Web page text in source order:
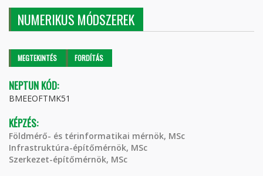
NUMERIKUS MÓDSZEREK
Elsődleges fülek
MEGTEKINTÉS (AKTÍVFORDÍTÁS
NEPTUN KÓD:
BMEEOFTMK51
KÉPZÉS:
Földmérő- és térinformatikai mérnök, MSc
Infrastruktúra-építőmérnök, MSc
Szerkezet-építőmérnök, MSc